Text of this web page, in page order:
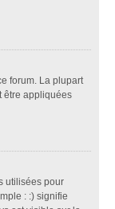
forum. La plupart
être appliquées
utilisées pour
: :) signifie